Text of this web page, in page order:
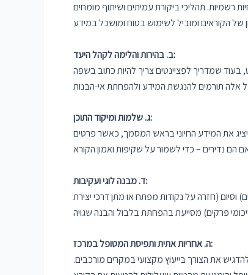
רשמיות. תהליכי ביקורת עמיתים ושיתוף מומחים
ב. בהירות והלימה לקהל היעד:
בעוד שמדריך לפציינטים צריך להיות כתוב בשפה
ג. שלמות ומיקוד התוכן:
את המידע החיוני בראש המסמך, כאשר פרטים
ד. מבנה לוגי ועקיבות:
(חזרה על נקודות מפתח או מתן דרכי יצירת
ה. אחריות אתית ותפיסת המטופל במרכז:
את הצורך בייעוץ מקצועי במקרים מורכבים.